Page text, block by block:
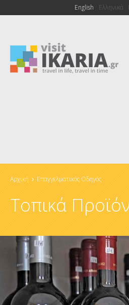
English Ελληνικά
Είστε εδώ
Αρχική Επαγγελματικός Οδηγός
Τοπικά